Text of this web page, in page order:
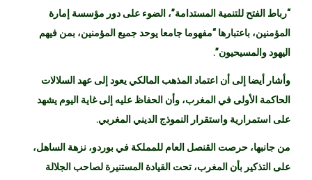
“رباط الفتح للتنمية المستدامة”، الضوء على دور مؤسسة إمارة
المؤمنين، باعتبارها “مفهوما جامعا يوحد جميع المؤمنين، بمن فيهم
اليهود والمسيحيون”.
وأشار أيضا إلى أن اعتماد المذهب المالكي يعود إلى عهد السلالات
الحاكمة الأولى في المغرب، وأن الحفاظ عليه إلى غاية اليوم يشهد
على استمرارية واستقرار النموذج الديني المغربي.
من جانبها، حرصت القنصل العام للمملكة في بوردو، نزهة الساهل،
على التذكير بأن المغرب، تحت القيادة المستنيرة لصاحب الجلالة